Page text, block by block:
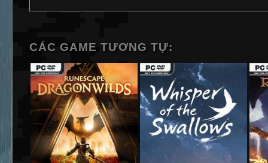
CÁC GAME TƯƠNG TỰ: